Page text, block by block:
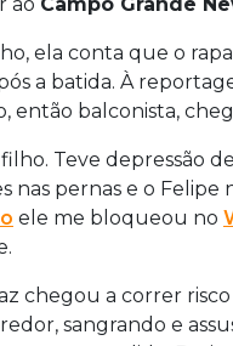
ela conta que o
a batida. À
então balconista,
Teve depressão
nas pernas e o
ele me bloqueou no
chegou a correr
sangrando e